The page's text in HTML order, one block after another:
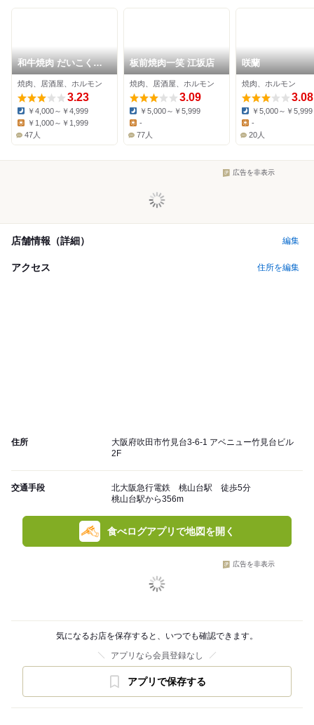
和牛焼肉 だいこく家
吹田岸辺店
焼肉、居酒屋、ホルモン
3.23
Dinner:
￥4,000～￥4,999
Lunch:
￥1,000～￥1,999
47人
板前焼肉一笑 江坂店
焼肉、居酒屋、ホルモン
3.09
Dinner:
￥5,000～￥5,999
Lunch:
-
77人
咲蘭
焼肉、ホルモン
3.08
Dinner:
￥5,000～￥5,999
Lunch:
-
20人
広告を非表示
店舗情報（詳細） 編集
アクセス 住所を編集
住所
大阪府吹田市竹見台3-6-1 アベニュー竹見台ビル
2F
交通手段
北大阪急行電鉄 桃山台駅 徒歩5分
桃山台駅から356m
食べログアプリで地図を開く
広告を非表示
気になるお店を保存すると、いつでも確認できます。
アプリなら会員登録なし
アプリで保存する